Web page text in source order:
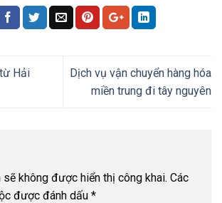
Hải
Dịch vụ vận chuyển hàng hóa
miền trung đi tây nguyên
sẽ không được hiển thị công khai. Các
được đánh dấu *